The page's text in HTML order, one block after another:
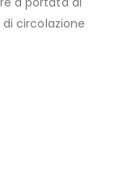
circolazione